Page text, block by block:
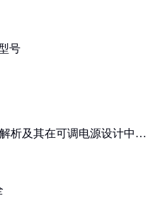
号
析及其在可调电源设计中的